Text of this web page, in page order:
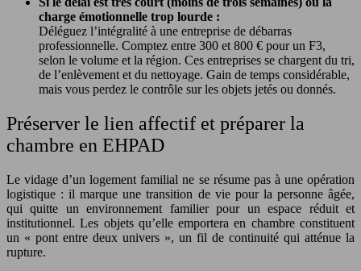
charge émotionnelle trop lourde :
Déléguez l’intégralité à une entreprise de débarras
professionnelle. Comptez entre 300 et 800 € pour un F3,
selon le volume et la région. Ces entreprises se chargent du tri,
de l’enlèvement et du nettoyage. Gain de temps considérable,
mais vous perdez le contrôle sur les objets jetés ou donnés.
Préserver le lien affectif et préparer la
chambre en EHPAD
Le vidage d’un logement familial ne se résume pas à une opération
logistique : il marque une transition de vie pour la personne âgée,
qui quitte un environnement familier pour un espace réduit et
institutionnel. Les objets qu’elle emportera en chambre constituent
un « pont entre deux univers », un fil de continuité qui atténue la
rupture.